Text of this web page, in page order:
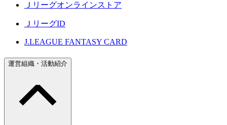
Ｊリーグオンラインストア
ＪリーグID
J.LEAGUE FANTASY CARD
運営組織・活動紹介